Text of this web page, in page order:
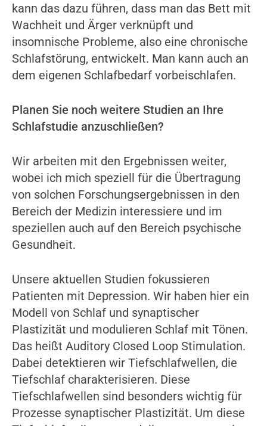
kann das dazu führen, dass man das Bett mit
Wachheit und Ärger verknüpft und
insomnische Probleme, also eine chronische
Schlafstörung, entwickelt. Man kann auch an
dem eigenen Schlafbedarf vorbeischlafen.
Planen Sie noch weitere Studien an Ihre
Schlafstudie anzuschließen?
Wir arbeiten mit den Ergebnissen weiter,
wobei ich mich speziell für die Übertragung
von solchen Forschungsergebnissen in den
Bereich der Medizin interessiere und im
speziellen auch auf den Bereich psychische
Gesundheit.
Unsere aktuellen Studien fokussieren
Patienten mit Depression. Wir haben hier ein
Modell von Schlaf und synaptischer
Plastizität und modulieren Schlaf mit Tönen.
Das heißt Auditory Closed Loop Stimulation.
Dabei detektieren wir Tiefschlafwellen, die
Tiefschlaf charakterisieren. Diese
Tiefschlafwellen sind besonders wichtig für
Prozesse synaptischer Plastizität. Um diese